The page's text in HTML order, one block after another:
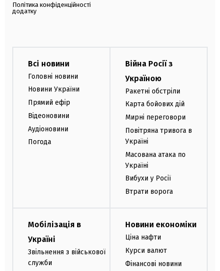
Політика конфіденційності
додатку
Всі новини
Головні новини
Новини України
Прямий ефір
Відеоновини
Аудіоновини
Погода
Війна Росії з
Україною
Ракетні обстріли
Карта бойових дій
Мирні переговори
Повітряна тривога в
Україні
Масована атака по
Україні
Вибухи у Росії
Втрати ворога
Мобілізація в
Україні
Звільнення з військової
служби
Новини економіки
Ціна нафти
Курси валют
Фінансові новини